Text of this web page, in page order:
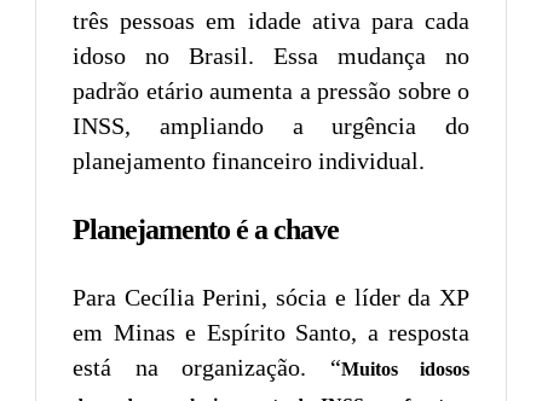
três pessoas em idade ativa para cada
idoso no Brasil. Essa mudança no
padrão etário aumenta a pressão sobre o
INSS, ampliando a urgência do
planejamento financeiro individual.
Planejamento é a chave
Para Cecília Perini, sócia e líder da XP
em Minas e Espírito Santo, a resposta
está na organização. “Muitos idosos